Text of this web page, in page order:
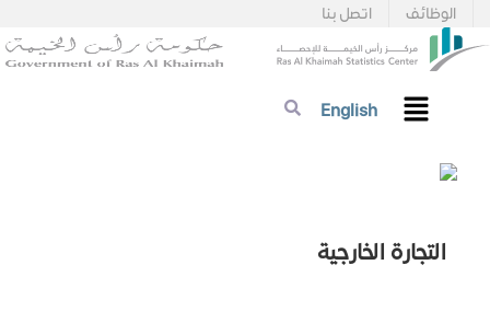
اتصل بنا الوظائف
English
التجارة الخارجية